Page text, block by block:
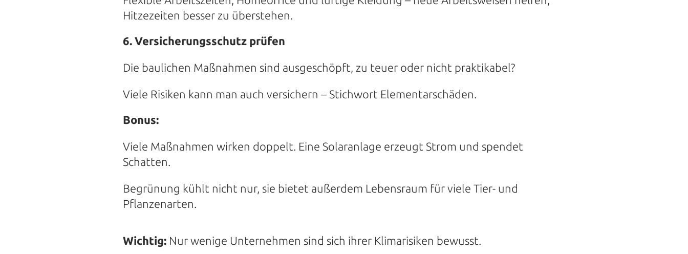
Hitzezeiten besser zu überstehen.
6. Versicherungsschutz prüfen
Die baulichen Maßnahmen sind ausgeschöpft, zu teuer oder nicht praktikabel?
Viele Risiken kann man auch versichern – Stichwort Elementarschäden.
Bonus:
Viele Maßnahmen wirken doppelt. Eine Solaranlage erzeugt Strom und spendet
Schatten.
Begrünung kühlt nicht nur, sie bietet außerdem Lebensraum für viele Tier- und
Pflanzenarten.
Wichtig: Nur wenige Unternehmen sind sich ihrer Klimarisiken bewusst.